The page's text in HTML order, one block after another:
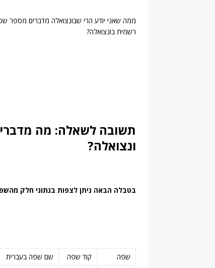
ממה שאני יודע הרי שבונצואלה מדברים מספר
רשמית בונצואלה?
תשובה לשאלה: מה
ונצואלה?
בטבלה הבאה ניתן לצפות בנתוני חלק
שפה קוד שפה שם שפה בעברית